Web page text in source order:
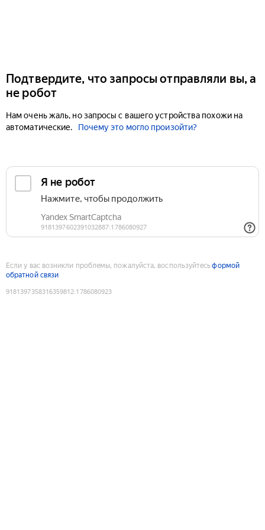
Подтвердите, что запросы отправляли вы, а
не робот
Нам очень жаль, но запросы с вашего устройства похожи на
автоматические.
Почему это могло произойти?
Если у вас возникли проблемы, пожалуйста, воспользуйтесьформой
обратной связи
9181397358316359812:1786080923